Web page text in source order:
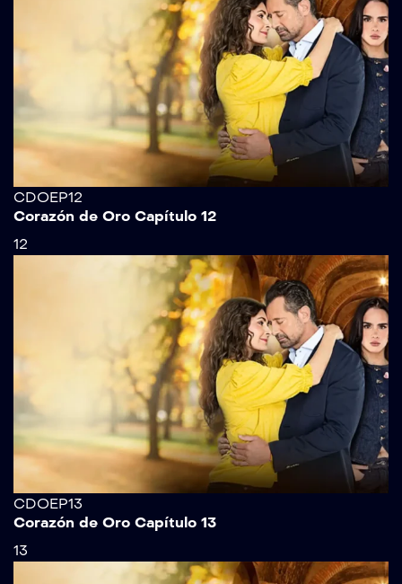
CDOEP12
Corazón de Oro Capítulo 12
12
CDOEP13
Corazón de Oro Capítulo 13
13